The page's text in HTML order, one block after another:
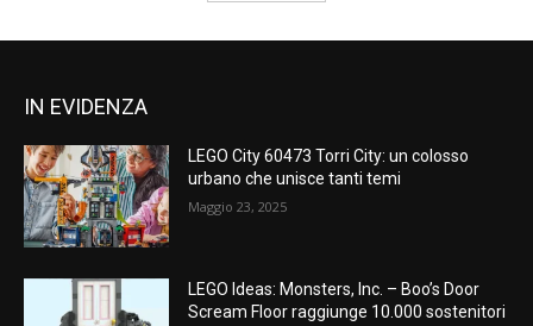
IN EVIDENZA
LEGO City 60473 Torri City: un colosso
urbano che unisce tanti temi
Maggio 23, 2025
LEGO Ideas: Monsters, Inc. – Boo’s Door
Scream Floor raggiunge 10.000 sostenitori